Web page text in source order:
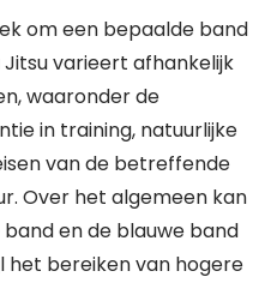
om een bepaalde band
varieert afhankelijk
waaronder de
in training, natuurlijke
van de betreffende
Over het algemeen kan
en de blauwe band
het bereiken van hogere